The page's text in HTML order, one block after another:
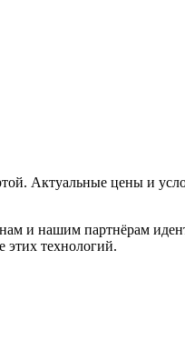
Актуальные цены и
и нашим партнёрам
этих технологий.